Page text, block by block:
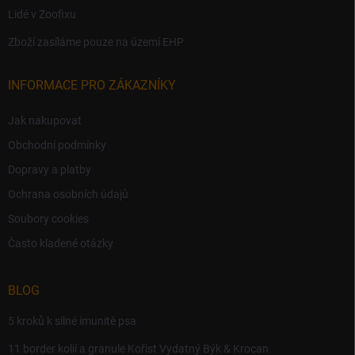
Lidé v Zoofixu
Zboží zasíláme pouze na území EHP
INFORMACE PRO ZÁKAZNÍKY
Jak nakupovat
Obchodní podmínky
Dopravy a platby
Ochrana osobních údajů
Soubory cookies
Často kladené otázky
BLOG
5 kroků k silné imunitě psa
11 border kolií a granule Kořist Vydatný Býk & Krocan